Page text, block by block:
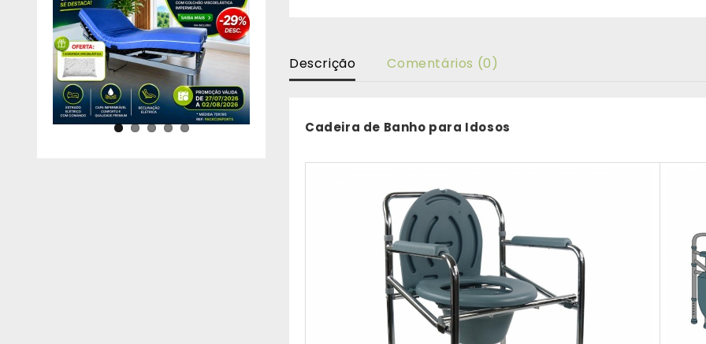
Descrição Comentários (0)
Cadeira de Banho para Idosos